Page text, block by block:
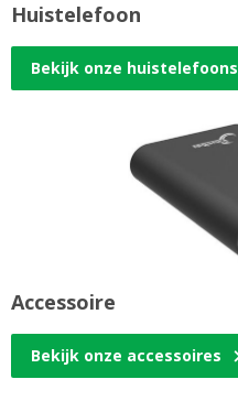
Huistelefoon
Bekijk onze huistelefoons
Accessoire
Bekijk onze accessoires